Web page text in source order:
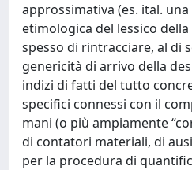
approssimativa (es. ital. una
etimologica del lessico
spesso di rintracciare, al di
genericità di arrivo della
indizi di fatti del tutto
specifici connessi con il
mani (o più ampiamente
di contatori materiali, di
per la procedura di